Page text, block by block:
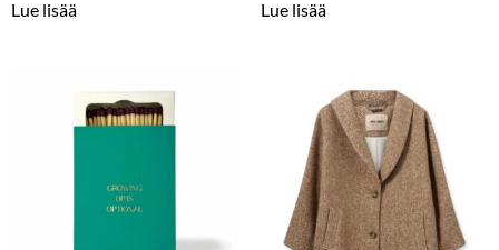
Lue lisää Lue lisää